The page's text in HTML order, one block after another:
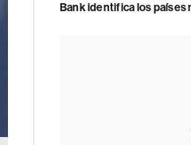
Bank identifica los países